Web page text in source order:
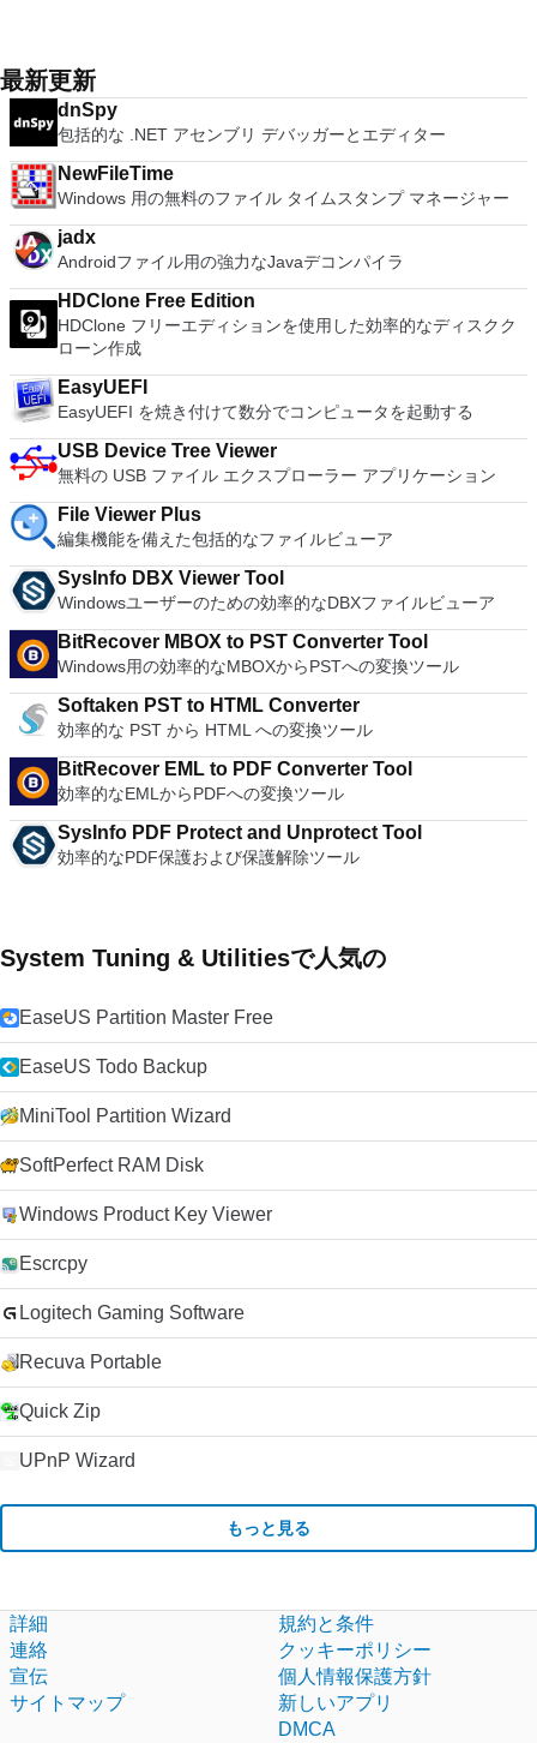
It also has some neat tools such as the Watermark in
document, and converting PowerPoint to Word document
support. Overall, WPS Office 2016 Free is a good alternative
to Microsoft's offering. The Writer program is a versatile word
processor; the Presentation program is an easy to use and
effective slide show maker that helps you to create impressive
multimedia presentations; and the Spreadsheets program is
both a flexible and a powerful spreadsheet application.
ーターを切り替えることができます。欠点は、高速ゲームに苦
労し、時々フリーズまたはクラッシュすることです。* PCSX2
を使用するには、コンソールから抽出できるPlaystation 2
BIOSが必要です。
の向上：Microsoft Mixed Realityヘッドセット、HTC、VIVE、
およびOculus Riftをサポート Fire TVとキャストのサポート
注：これは商用トライアルです。
トフォームにVNC Viewerをインストールする権限がない場合
は、スタンドアロンオプションを選択する必要があります。
主な機能は次のとおりです。 クラウドサービスを介してVNC
Connectを実行しているコンピューターに接続します。 Apple
Screen Sharing（ARD）などのサードパーティ製のVNC互換
ソフトウェアを実行しているコンピューターに直接接続しま
す。 各デバイスでVNC Viewerにサインインして、すべてのデ
バイス間の接続をバックアップおよび同期します。 仮想キー
ボードの上のスクロールバーには、Command / Windowsなど
ート。 VNC Connectサブスクリプションには、無料、有料、
試用の3つのバージョンがあります。 制御する必要のあるマシ
ンごとに、RealVNCのWebサイトにアクセスして、各コンピ
ューターにVNC Connectをダウンロードするだけです。次
に、RealVNCアカウントの資格情報を使用して、ローカルマ
シンでVNC Viewerにサインインします。そこから、コンピュ
ーターを確認して接続できます。 VNC Connectを使用する
と、セッションはエンドツーエンドで暗号化されます。アプリ
はすぐに各コンピューターをパスワードで保護します。コンピ
ューターへのログインに使用するのと同じユーザー名とパスワ
ードを入力するだけです。 WIN 7,8,8.1,10をサポートしま
ダウンロード
ます（特定の機能はプログラムによって異なります）。 この
ダウンロードは、次のOfficeプログラムで動作します。
Microsoft Office Access 2007。 Microsoft Office Excel 2007。
Microsoft Office InfoPath 2007。 Microsoft Office OneNote
2007。 Microsoft Office PowerPoint 2007。 Microsoft Office
Publisher 2007。 Microsoft Office Visio 2007。 Microsoft
Office Word 2007。 2007 Microsoft Officeプログラムのこの
Microsoft Save as PDFまたはXPSアドインは、2007 Microsoft
Office systemソフトウェアの補足条項であり、2007 Microsoft
Office systemソフトウェアのライセンス条項の対象となりま
す。 システム要件：サポートされているオペレーティングシ
ステム。 Windows Server 2003、Windows Vista、Windows
XP Service Pack 2。
最新更新
dnSpy
包括的な .NET アセンブリ デバッガーとエディター
NewFileTime
Windows 用の無料のファイル タイムスタンプ マネージャー
jadx
Androidファイル用の強力なJavaデコンパイラ
HDClone Free Edition
HDClone フリーエディションを使用した効率的なディスクク
ローン作成
EasyUEFI
EasyUEFI を焼き付けて数分でコンピュータを起動する
USB Device Tree Viewer
無料の USB ファイル エクスプローラー アプリケーション
File Viewer Plus
編集機能を備えた包括的なファイルビューア
SysInfo DBX Viewer Tool
Windowsユーザーのための効率的なDBXファイルビューア
BitRecover MBOX to PST Converter Tool
Windows用の効率的なMBOXからPSTへの変換ツール
Softaken PST to HTML Converter
効率的な PST から HTML への変換ツール
BitRecover EML to PDF Converter Tool
効率的なEMLからPDFへの変換ツール
SysInfo PDF Protect and Unprotect Tool
効率的なPDF保護および保護解除ツール
System Tuning & Utilitiesで人気の
EaseUS Partition Master Free
EaseUS Todo Backup
MiniTool Partition Wizard
SoftPerfect RAM Disk
Windows Product Key Viewer
Escrcpy
Logitech Gaming Software
Recuva Portable
Quick Zip
UPnP Wizard
もっと見る
詳細
連絡
宣伝
サイトマップ
規約と条件
クッキーポリシー
個人情報保護方針
新しいアプリ
DMCA